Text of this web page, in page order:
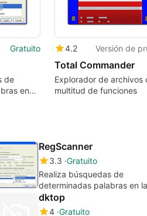
Gratuito
de
en
4.2 Versión de
Total Commander
Explorador de archivos
multitud de funciones
RegScanner
3.3 Gratuito
Realiza búsquedas de
determinadas palabras en
claves del Registro
dktop
4 Gratuito